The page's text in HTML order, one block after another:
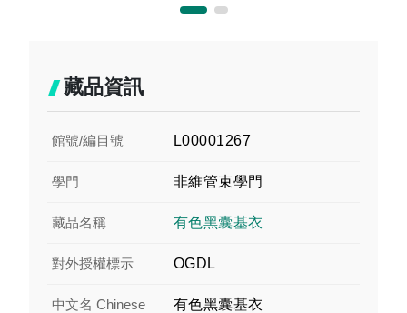
藏品資訊
館號/編目號 L00001267
學門 非維管束學門
藏品名稱 有色黑囊基衣
對外授權標示 OGDL
中文名 Chinese
有色黑囊基衣